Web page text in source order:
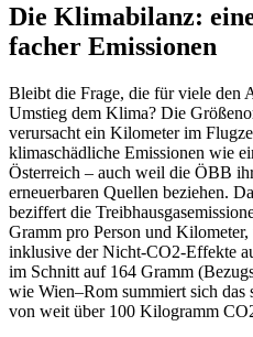
Die Klimabilanz:
facher Emissionen
Bleibt die Frage, die für viele den
Umstieg dem Klima? Die
verursacht ein Kilometer im
klimaschädliche Emissionen wie
Österreich – auch weil die ÖBB
erneuerbaren Quellen beziehen.
beziffert die
Gramm pro Person und
inklusive der Nicht-CO2-Effekte
im Schnitt auf 164 Gramm
wie Wien–Rom summiert sich das
von weit über 100 Kilogramm